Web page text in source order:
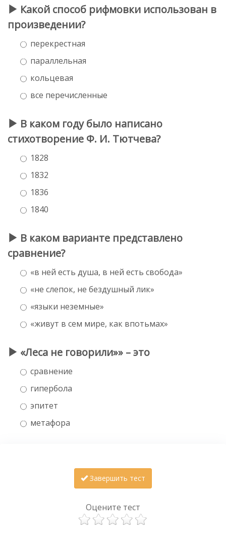
Какой способ рифмовки использован в
произведении?
перекрестная
параллельная
кольцевая
все перечисленные
В каком году было написано
стихотворение Ф. И. Тютчева?
1828
1832
1836
1840
В каком варианте представлено
сравнение?
«в ней есть душа, в ней есть свобода»
«не слепок, не бездушный лик»
«языки неземные»
«живут в сем мире, как впотьмах»
«Леса не говорили»» – это
сравнение
гипербола
эпитет
метафора
Завершить тест
Оцените тест